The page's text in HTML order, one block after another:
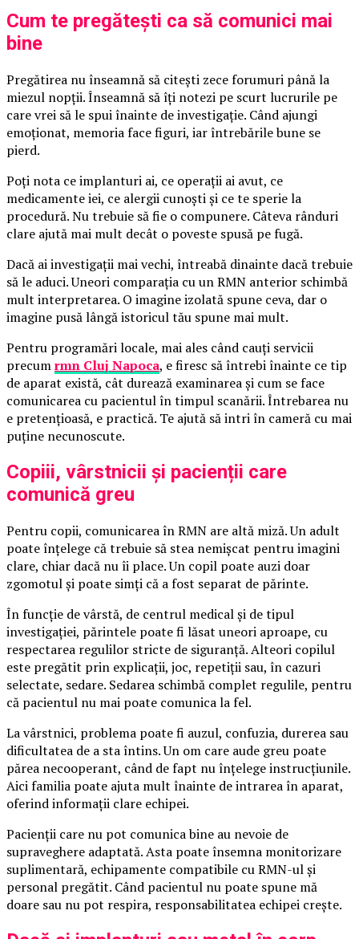
Cum te pregătești ca să comunici mai
bine
Pregătirea nu înseamnă să citești zece forumuri până la
miezul nopții. Înseamnă să îți notezi pe scurt lucrurile pe
care vrei să le spui înainte de investigație. Când ajungi
emoționat, memoria face figuri, iar întrebările bune se
pierd.
Poți nota ce implanturi ai, ce operații ai avut, ce
medicamente iei, ce alergii cunoști și ce te sperie la
procedură. Nu trebuie să fie o compunere. Câteva rânduri
clare ajută mai mult decât o poveste spusă pe fugă.
Dacă ai investigații mai vechi, întreabă dinainte dacă trebuie
să le aduci. Uneori comparația cu un RMN anterior schimbă
mult interpretarea. O imagine izolată spune ceva, dar o
imagine pusă lângă istoricul tău spune mai mult.
Pentru programări locale, mai ales când cauți servicii
precumrmn Cluj Napoca, e firesc să întrebi înainte ce tip
de aparat există, cât durează examinarea și cum se face
comunicarea cu pacientul în timpul scanării. Întrebarea nu
e pretențioasă, e practică. Te ajută să intri în cameră cu mai
puține necunoscute.
Copiii, vârstnicii și pacienții care
comunică greu
Pentru copii, comunicarea în RMN are altă miză. Un adult
poate înțelege că trebuie să stea nemișcat pentru imagini
clare, chiar dacă nu îi place. Un copil poate auzi doar
zgomotul și poate simți că a fost separat de părinte.
În funcție de vârstă, de centrul medical și de tipul
investigației, părintele poate fi lăsat uneori aproape, cu
respectarea regulilor stricte de siguranță. Alteori copilul
este pregătit prin explicații, joc, repetiții sau, în cazuri
selectate, sedare. Sedarea schimbă complet regulile, pentru
că pacientul nu mai poate comunica la fel.
La vârstnici, problema poate fi auzul, confuzia, durerea sau
dificultatea de a sta întins. Un om care aude greu poate
părea necooperant, când de fapt nu înțelege instrucțiunile.
Aici familia poate ajuta mult înainte de intrarea în aparat,
oferind informații clare echipei.
Pacienții care nu pot comunica bine au nevoie de
supraveghere adaptată. Asta poate însemna monitorizare
suplimentară, echipamente compatibile cu RMN-ul și
personal pregătit. Când pacientul nu poate spune mă
doare sau nu pot respira, responsabilitatea echipei crește.